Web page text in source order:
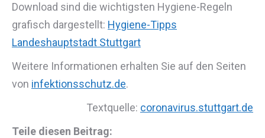
Download sind die wichtigsten Hygiene-Regeln
grafisch dargestellt: Hygiene-Tipps
Landeshauptstadt Stuttgart
Weitere Informationen erhalten Sie auf den Seiten
von infektionsschutz.de.
Textquelle: coronavirus.stuttgart.de
Teile diesen Beitrag: